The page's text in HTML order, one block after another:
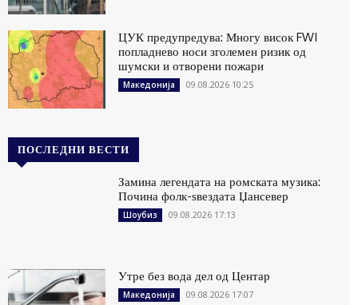
ЦУК предупредува: Многу висок FWI
попладнево носи зголемен ризик од
шумски и отворени пожари
Македонија 09.08.2026 10:25
ПОСЛЕДНИ ВЕСТИ
Замина легендата на ромската музика:
Почина фолк-ѕвездата Џансевер
Шоубиз 09.08.2026 17:13
Утре без вода дел од Центар
Македонија 09.08.2026 17:07